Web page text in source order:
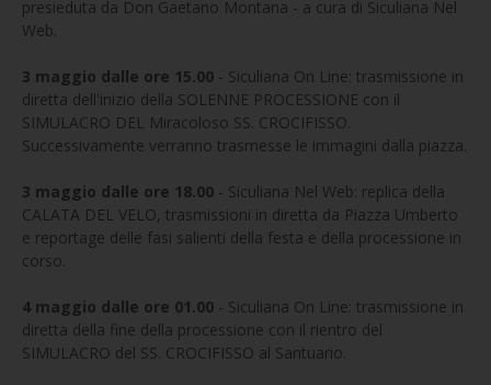
presieduta da Don Gaetano Montana - a cura di Siculiana Nel
Web.
3 maggio dalle ore 15.00 - Siculiana On Line: trasmissione in
diretta dell'inizio della SOLENNE PROCESSIONE con il
SIMULACRO DEL Miracoloso SS. CROCIFISSO.
Successivamente verranno trasmesse le immagini dalla piazza.
3 maggio dalle ore 18.00 - Siculiana Nel Web: replica della
CALATA DEL VELO, trasmissioni in diretta da Piazza Umberto
e reportage delle fasi salienti della festa e della processione in
corso.
4 maggio dalle ore 01.00 - Siculiana On Line: trasmissione in
diretta della fine della processione con il rientro del
SIMULACRO del SS. CROCIFISSO al Santuario.